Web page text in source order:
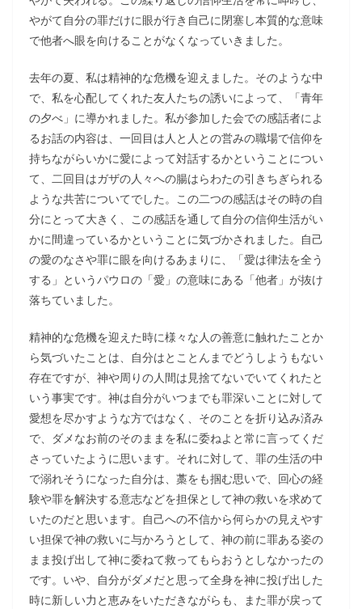
やがて自分の罪だけに眼が行き自己に閉塞し本質的な意味
で他者へ眼を向けることがなくなっていきました。
去年の夏、私は精神的な危機を迎えました。そのような中
で、私を心配してくれた友人たちの誘いによって、「青年
の夕べ」に導かれました。私が参加した会での感話者によ
るお話の内容は、一回目は人と人との営みの職場で信仰を
持ちながらいかに愛によって対話するかということについ
て、二回目はガザの人々への腸はらわたの引きちぎられる
ような共苦についてでした。この二つの感話はその時の自
分にとって大きく、この感話を通して自分の信仰生活がい
かに間違っているかということに気づかされました。自己
の愛のなさや罪に眼を向けるあまりに、「愛は律法を全う
する」というパウロの「愛」の意味にある「他者」が抜け
落ちていました。
精神的な危機を迎えた時に様々な人の善意に触れたことか
ら気づいたことは、自分はとことんまでどうしようもない
存在ですが、神や周りの人間は見捨てないでいてくれたと
いう事実です。神は自分がいつまでも罪深いことに対して
愛想を尽かすような方ではなく、そのことを折り込み済み
で、ダメなお前のそのままを私に委ねよと常に言ってくだ
さっていたように思います。それに対して、罪の生活の中
で溺れそうになった自分は、藁をも掴む思いで、回心の経
験や罪を解決する意志などを担保として神の救いを求めて
いたのだと思います。自己への不信から何らかの見えやす
い担保で神の救いに与かろうとして、神の前に罪ある姿の
まま投げ出して神に委ねて救ってもらおうとしなかったの
です。いや、自分がダメだと思って全身を神に投げ出した
時に新しい力と恵みをいただきながらも、また罪が戻って